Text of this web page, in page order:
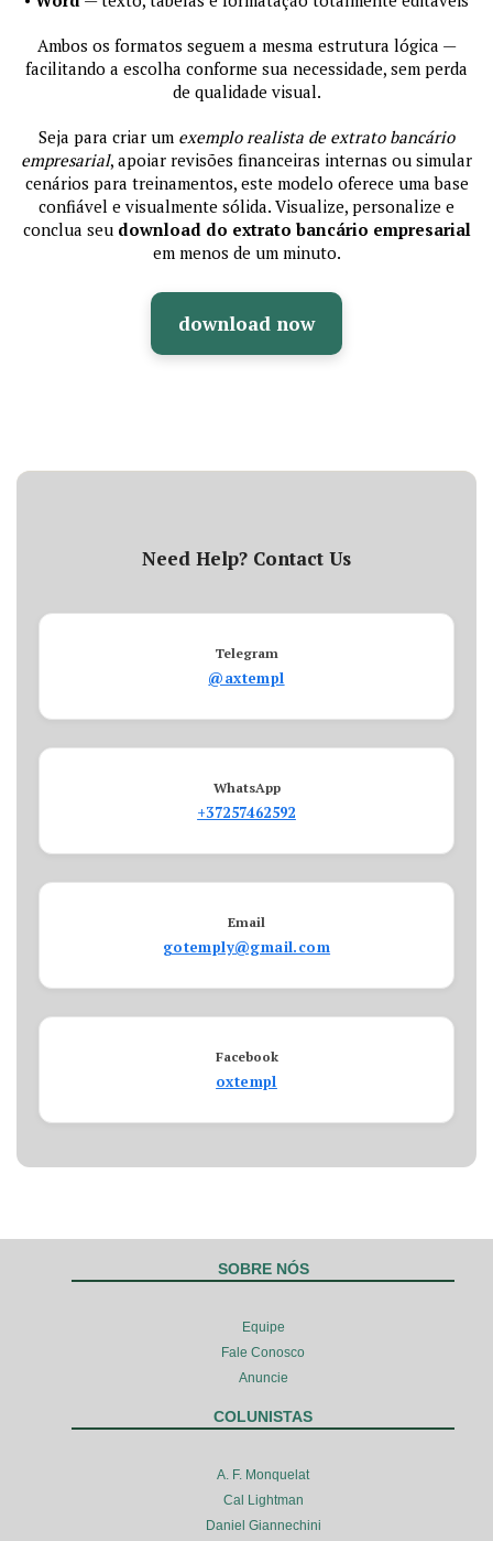
Ambos os formatos seguem a mesma estrutura lógica —
facilitando a escolha conforme sua necessidade, sem perda
de qualidade visual.
Seja para criar um exemplo realista de extrato bancário
empresarial, apoiar revisões financeiras internas ou simular
cenários para treinamentos, este modelo oferece uma base
confiável e visualmente sólida. Visualize, personalize e
conclua seu download do extrato bancário empresarial
em menos de um minuto.
download now
Need Help? Contact Us
Telegram
@axtempl
WhatsApp
+37257462592
Email
gotemply@gmail.com
Facebook
oxtempl
SOBRE NÓS
Equipe
Fale Conosco
Anuncie
COLUNISTAS
A. F. Monquelat
Cal Lightman
Daniel Giannechini